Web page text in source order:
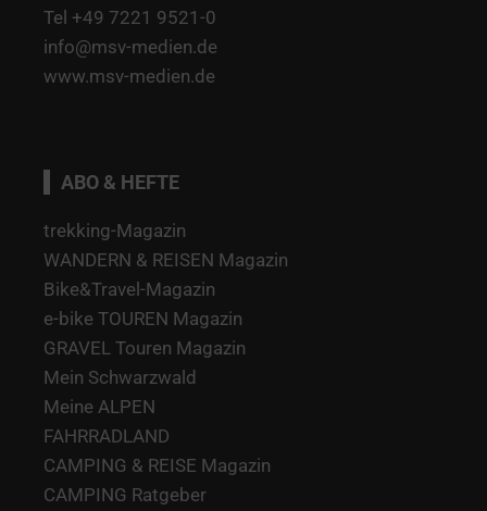
Tel +49 7221 9521-0
info@msv-medien.de
www.msv-medien.de
ABO & HEFTE
trekking-Magazin
WANDERN & REISEN Magazin
Bike&Travel-Magazin
e-bike TOUREN Magazin
GRAVEL Touren Magazin
Mein Schwarzwald
Meine ALPEN
FAHRRADLAND
CAMPING & REISE Magazin
CAMPING Ratgeber